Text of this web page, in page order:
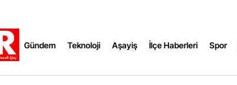
Gündem Teknoloji Aşayiş İlçe Haberleri Spor